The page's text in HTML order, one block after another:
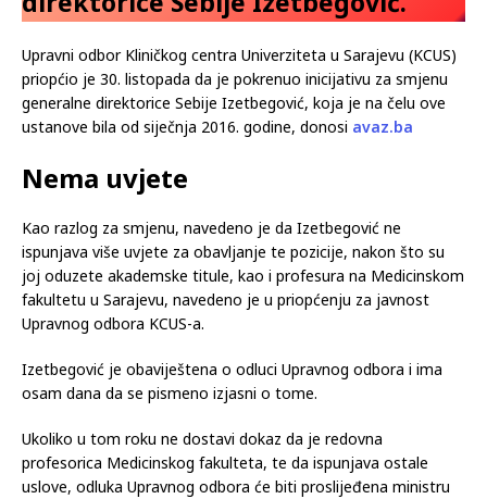
priopćio je da je pokrenuo
inicijativu za smjenu generalne
direktorice Sebije Izetbegović.
Upravni odbor Kliničkog centra Univerziteta u Sarajevu (KCUS)
priopćio je 30. listopada da je pokrenuo inicijativu za smjenu
generalne direktorice Sebije Izetbegović, koja je na čelu ove
Nema uvjete
Kao razlog za smjenu, navedeno je da Izetbegović ne
ispunjava više uvjete za obavljanje te pozicije, nakon što su
joj oduzete akademske titule, kao i profesura na Medicinskom
fakultetu u Sarajevu, navedeno je u priopćenju za javnost
Upravnog odbora KCUS-a.
Izetbegović je obaviještena o odluci Upravnog odbora i ima
osam dana da se pismeno izjasni o tome.